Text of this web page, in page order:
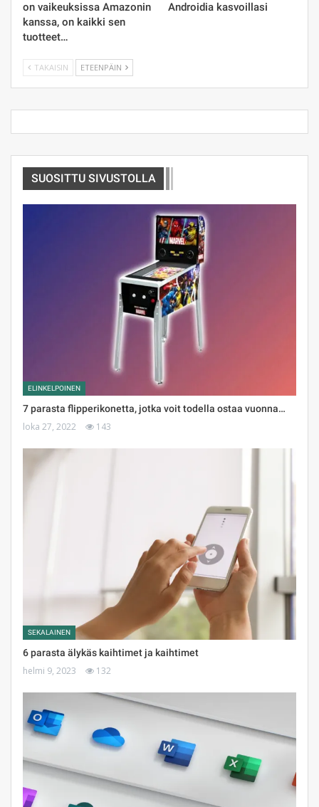
on vaikeuksissa Amazonin
kanssa, on kaikki sen
tuotteet…
Androidia kasvoillasi
TAKAISIN ETEENPÄIN
SUOSITTU SIVUSTOLLA
ELINKELPOINEN
7 parasta flipperikonetta, jotka voit todella ostaa vuonna…
loka 27, 2022 143
SEKALAINEN
6 parasta älykäs kaihtimet ja kaihtimet
helmi 9, 2023 132